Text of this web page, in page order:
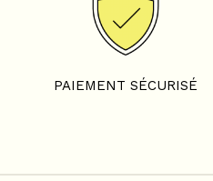
2 pièces mezzanine -
GALIBIER I - BAT C - APP
PAIEMENT SÉCURISÉ